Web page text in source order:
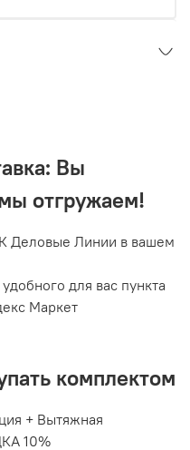
Вы
отгружаем!
Деловые Линии в вашем
для вас пункта
Маркет
комплектом
+ Вытяжная
10%